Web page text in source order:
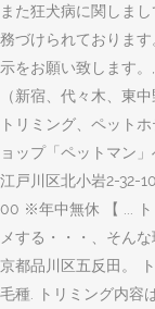
また狂犬病に関しま
務づけられておりま
示をお願い致します
（新宿、代々木、東
トリミング、ペット
ョップ「ペットマン
江戸川区北小岩2-32-
00 ※年中無休 【 ... ト
メする・・・、そん
京都品川区五反田。
毛種. トリミング内容